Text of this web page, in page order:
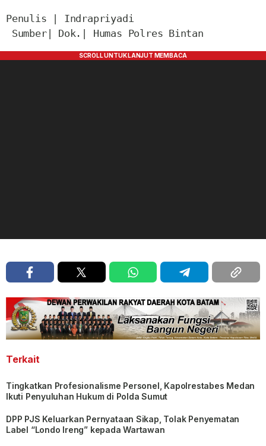
Penulis | Indrapriyadi
Sumber| Dok.| Humas Polres Bintan
Terkait
Tingkatkan Profesionalisme Personel, Kapolrestabes Medan
Ikuti Penyuluhan Hukum di Polda Sumut
DPP PJS Keluarkan Pernyataan Sikap, Tolak Penyematan
Label “Londo Ireng” kepada Wartawan